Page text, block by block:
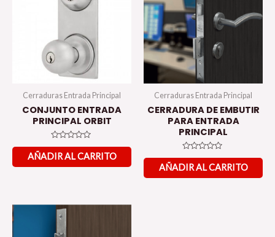
Cerraduras Entrada Principal
CONJUNTO ENTRADA
PRINCIPAL ORBIT
Valorado
en
0
de
AÑADIR AL CARRITO
Cerraduras Entrada Principal
CERRADURA DE EMBUTIR
PARA ENTRADA
PRINCIPAL
Valorado
en
0
de
AÑADIR AL CARRITO